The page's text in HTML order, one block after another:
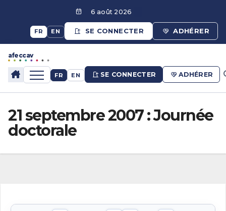
contenu
6 août 2026
FR EN SE CONNECTER ADHÉRER
afeccav
afeccav
FR EN SE CONNECTER ADHÉRER
21 septembre 2007 : Journée
doctorale